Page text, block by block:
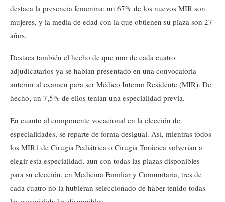
destaca la presencia femenina: un 67% de los nuevos MIR son
mujeres, y la media de edad con la que obtienen su plaza son 27
años.
Destaca también el hecho de que uno de cada cuatro
adjudicatarios ya se habían presentado en una convocatoria
anterior al examen para ser Médico Interno Residente (MIR). De
hecho, un 7,5% de ellos tenían una especialidad previa.
En cuanto al componente vocacional en la elección de
especialidades, se reparte de forma desigual. Así, mientras todos
los MIR1 de Cirugía Pediátrica o Cirugía Torácica volverían a
elegir esta especialidad, aun con todas las plazas disponibles
para su elección, en Medicina Familiar y Comunitaria, tres de
cada cuatro no la hubieran seleccionado de haber tenido todas